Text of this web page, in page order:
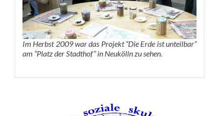
Im Herbst 2009 war das Projekt “Die Erde ist unteilbar”
am “Platz der Stadthof” in Neukölln zu sehen.